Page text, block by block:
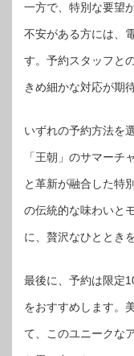
一方で、特別な要望
不安がある方には、
す。予約スタッフと
きめ細かな対応が期
いずれの予約方法を
「王朝」のサマーチ
と革新が融合した特
の伝統的な味わいと
に、贅沢なひととき
最後に、予約は限定
をおすすめします。
て、このユニークな